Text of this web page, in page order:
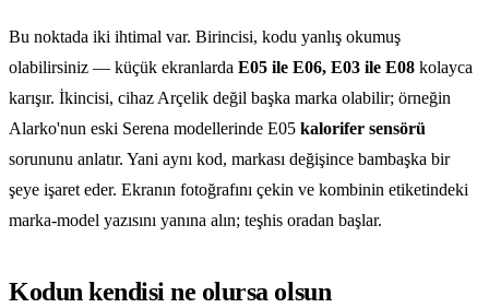
Bu noktada iki ihtimal var. Birincisi, kodu yanlış okumuş
olabilirsiniz — küçük ekranlarda E05 ile E06, E03 ile E08 kolayca
karışır. İkincisi, cihaz Arçelik değil başka marka olabilir; örneğin
Alarko'nun eski Serena modellerinde E05 kalorifer sensörü
sorununu anlatır. Yani aynı kod, markası değişince bambaşka bir
şeye işaret eder. Ekranın fotoğrafını çekin ve kombinin etiketindeki
marka-model yazısını yanına alın; teşhis oradan başlar.
Kodun kendisi ne olursa olsun